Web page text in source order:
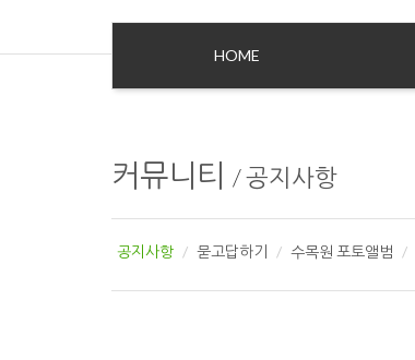
HOME
커뮤니티 /공지사항
공지사항 묻고답하기 수목원 포토앨범